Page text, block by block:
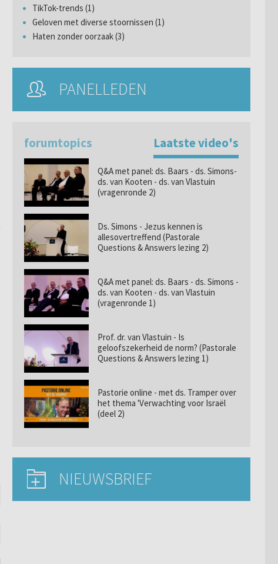
TikTok-trends (1)
Geloven met diverse stoornissen (1)
Haten zonder oorzaak (3)
PANELLEDEN
forumtopics Laatste video's
Q&A met panel: ds. Baars - ds. Simons-
ds. van Kooten - ds. van Vlastuin
(vragenronde 2)
Ds. Simons - Jezus kennen is
allesovertreffend (Pastorale
Questions & Answers lezing 2)
Q&A met panel: ds. Baars - ds. Simons -
ds. van Kooten - ds. van Vlastuin
(vragenronde 1)
Prof. dr. van Vlastuin - Is
geloofszekerheid de norm? (Pastorale
Questions & Answers lezing 1)
Pastorie online - met ds. Tramper over
het thema 'Verwachting voor Israël
(deel 2)
NIEUWSBRIEF